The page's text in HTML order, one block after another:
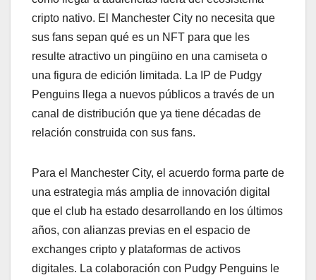
cripto nativo. El Manchester City no necesita que
sus fans sepan qué es un NFT para que les
resulte atractivo un pingüino en una camiseta o
una figura de edición limitada. La IP de Pudgy
Penguins llega a nuevos públicos a través de un
canal de distribución que ya tiene décadas de
relación construida con sus fans.
Para el Manchester City, el acuerdo forma parte de
una estrategia más amplia de innovación digital
que el club ha estado desarrollando en los últimos
años, con alianzas previas en el espacio de
exchanges cripto y plataformas de activos
digitales. La colaboración con Pudgy Penguins le